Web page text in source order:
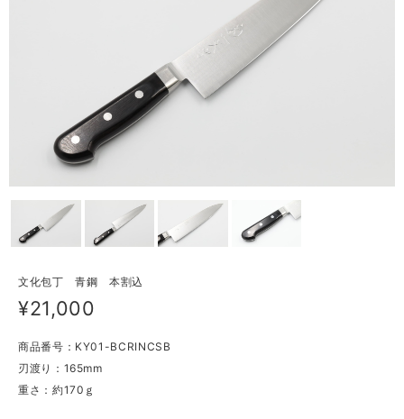
文化包丁 青鋼 本割込
¥21,000
商品番号：KY01-BCRINCSB
刃渡り：165mm
重さ：約170ｇ